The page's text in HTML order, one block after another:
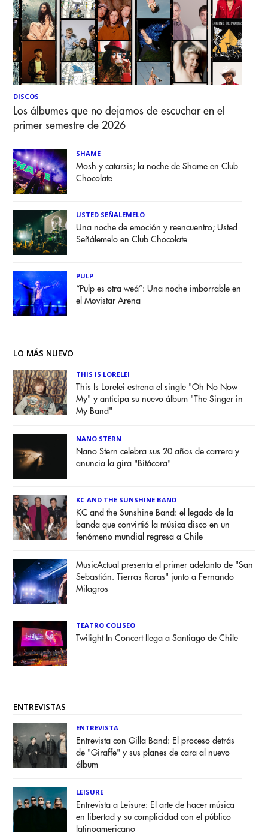
DISCOS
Los álbumes que no dejamos de escuchar en el
primer semestre de 2026
SHAME
Mosh y catarsis; la noche de Shame en Club
Chocolate
USTED SEÑALEMELO
Una noche de emoción y reencuentro; Usted
Señálemelo en Club Chocolate
PULP
“Pulp es otra weá”: Una noche imborrable en
el Movistar Arena
LO MÁS NUEVO
THIS IS LORELEI
This Is Lorelei estrena el single "Oh No Now
My" y anticipa su nuevo álbum "The Singer in
My Band"
NANO STERN
Nano Stern celebra sus 20 años de carrera y
anuncia la gira "Bitácora"
KC AND THE SUNSHINE BAND
KC and the Sunshine Band: el legado de la
banda que convirtió la música disco en un
fenómeno mundial regresa a Chile
MusicActual presenta el primer adelanto de "San
Sebastián. Tierras Raras" junto a Fernando
Milagros
TEATRO COLISEO
Twilight In Concert llega a Santiago de Chile
ENTREVISTAS
ENTREVISTA
Entrevista con Gilla Band: El proceso detrás
de "Giraffe" y sus planes de cara al nuevo
álbum
LEISURE
Entrevista a Leisure: El arte de hacer música
en libertad y su complicidad con el público
latinoamericano